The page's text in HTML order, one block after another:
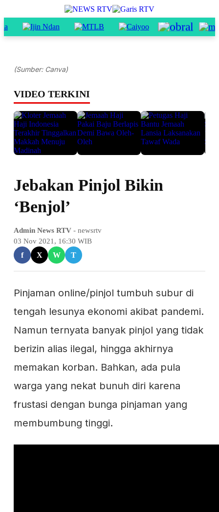
(Sumber: Canva)
VIDEO TERKINI
Jebakan Pinjol Bikin
‘Benjol’
Admin News RTV - newsrtv
03 Nov 2021, 16:30 WIB
f X W T
Pinjaman online/pinjol tumbuh subur di
tengah lesunya ekonomi akibat pandemi.
Namun ternyata banyak pinjol yang tidak
berizin alias ilegal, hingga akhirnya
memakan korban. Bahkan, ada pula
warga yang nekat bunuh diri karena
frustasi dengan bunga pinjaman yang
membumbung tinggi.